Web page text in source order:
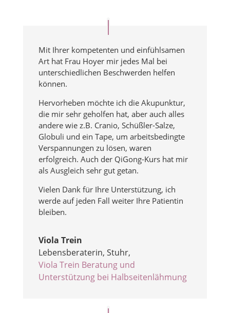
Mit Ihrer kompetenten und einfühlsamen
Art hat Frau Hoyer mir jedes Mal bei
unterschiedlichen Beschwerden helfen
können.
Hervorheben möchte ich die Akupunktur,
die mir sehr geholfen hat, aber auch alles
andere wie z.B. Cranio, Schüßler-Salze,
Globuli und ein Tape, um arbeitsbedingte
Verspannungen zu lösen, waren
erfolgreich. Auch der QiGong-Kurs hat mir
als Ausgleich sehr gut getan.
Vielen Dank für Ihre Unterstützung, ich
werde auf jeden Fall weiter Ihre Patientin
bleiben.
Viola Trein
Lebensberaterin, Stuhr,
Viola Trein Beratung und
Unterstützung bei Halbseitenlähmung